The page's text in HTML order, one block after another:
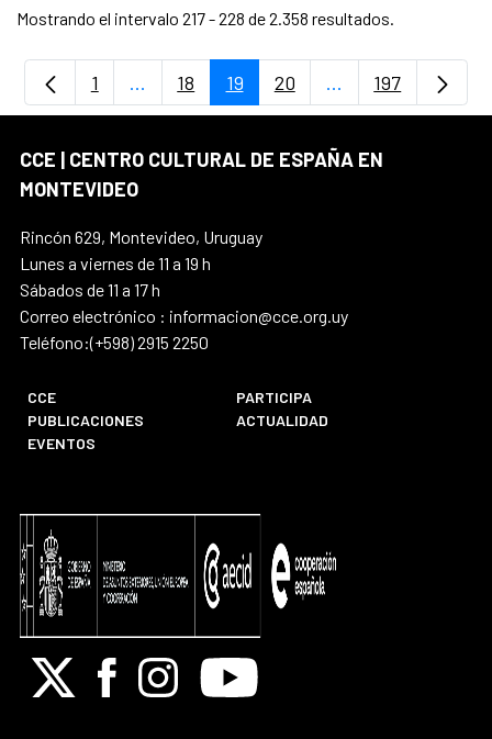
Mostrando el intervalo 217 - 228 de 2.358 resultados.
Página
1 ...Páginas intermedias Use TAB para
Página
18 Página
19 Página
20 ...PáginasPágina
197
CCE | CENTRO CULTURAL DE ESPAÑA EN
MONTEVIDEO
Rincón 629, Montevideo, Uruguay
Lunes a viernes de 11 a 19 h
Sábados de 11 a 17 h
Correo electrónico : informacion@cce.org.uy
Teléfono:(+598) 2915 2250
CCE
PARTICIPA
PUBLICACIONES
ACTUALIDAD
EVENTOS
X FacebookInstagramYoutube